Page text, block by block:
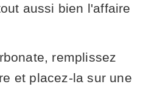
aussi bien l'affaire
remplissez
et placez-la sur une